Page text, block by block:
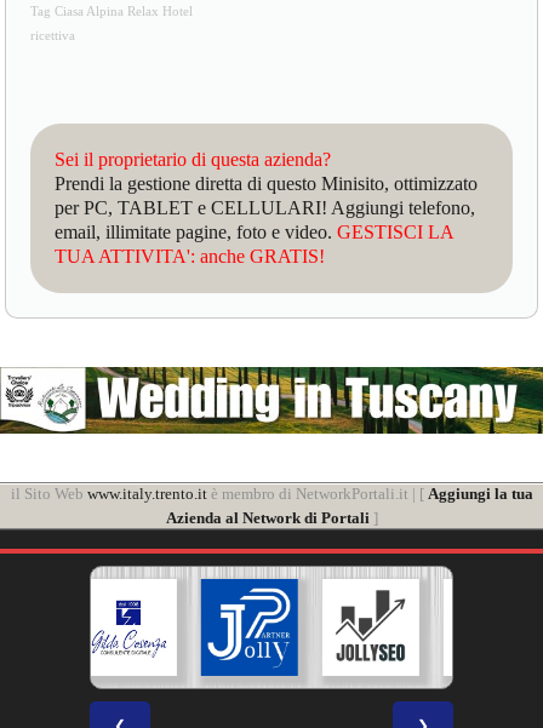
Tag Ciasa Alpina Relax Hotel
ricettiva
Sei il proprietario di questa azienda?
Prendi la gestione diretta di questo Minisito, ottimizzato
per PC, TABLET e CELLULARI! Aggiungi telefono,
email, illimitate pagine, foto e video.GESTISCI LA
TUA ATTIVITA': anche GRATIS!
il Sito Web www.italy.trento.itè membro di NetworkPortali.it | [ Aggiungi la tua
Azienda al Network di Portali]